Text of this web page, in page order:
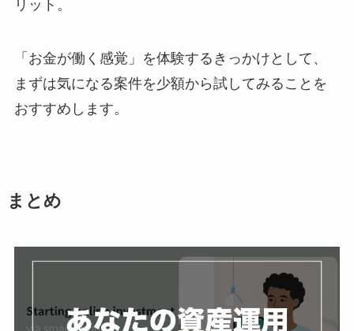
リット。
「お金が働く感覚」を体験するきっかけとして、
まずは気になる案件を少額から試してみることを
おすすめします。
まとめ